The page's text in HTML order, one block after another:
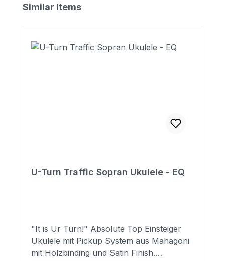
Produktgalerie überspringen
Similar Items
U-Turn Traffic Sopran Ukulele - EQ
"It is Ur Turn!" Absolute Top Einsteiger
Ukulele mit Pickup System aus Mahagoni
mit Holzbinding und Satin Finish.